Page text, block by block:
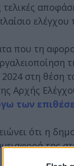
τελικές
που τη
στη θέση
Αρχής
των
ότι η
της